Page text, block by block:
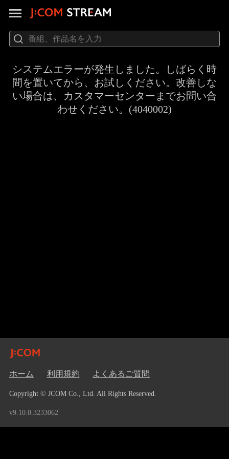
システムエラーが発生しました。しばらく時
間を置いてから、お試しください。改善しな
い場合は、カスタマーセンターまでお問い合
わせください。(4040002)
ホーム 利用規約 よくあるご質問
Copyright © JCOM Co., Ltd. All Rights Reserved.
v9.10.0.3233062